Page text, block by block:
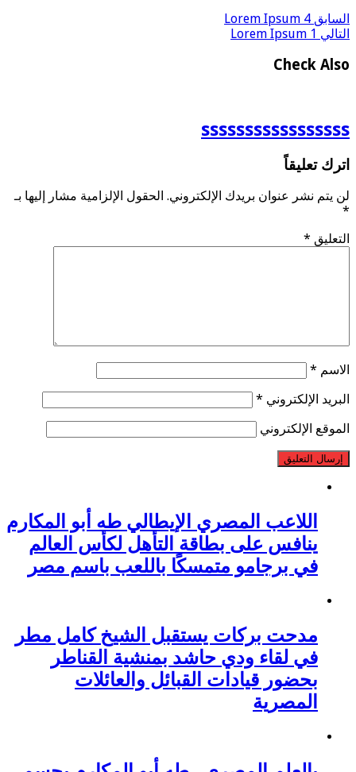
السابق
التالي
Check Also
sssssssssssssssss
اترك تعليقاً
لن يتم نشر عنوان بريدك الإلكتروني. الحقول الإلزامية مشار إليها بـ
*
التعليق *
الاسم *
البريد الإلكتروني *
الموقع الإلكتروني
اللاعب المصري الإيطالي طه أبو المكارم
ينافس على بطاقة التأهل لكأس العالم
في برجامو متمسكًا باللعب باسم مصر
مدحت بركات يستقبل الشيخ كامل مطر
في لقاء ودي حاشد بمنشية القناطر
بحضور قيادات القبائل والعائلات
المصرية